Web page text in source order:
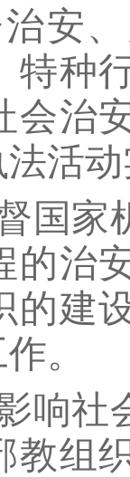
安
特种
会治
活
国家
的治
的建
。
响社
教组